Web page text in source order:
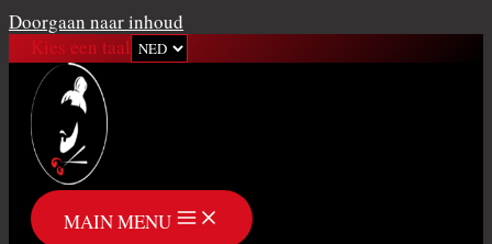
Doorgaan naar inhoud
Kies een taal
MAIN MENU